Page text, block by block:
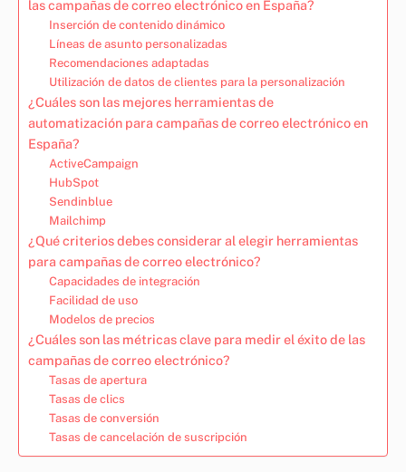
las campañas de correo electrónico en España?
Inserción de contenido dinámico
Líneas de asunto personalizadas
Recomendaciones adaptadas
Utilización de datos de clientes para la personalización
¿Cuáles son las mejores herramientas de
automatización para campañas de correo electrónico en
España?
ActiveCampaign
HubSpot
Sendinblue
Mailchimp
¿Qué criterios debes considerar al elegir herramientas
para campañas de correo electrónico?
Capacidades de integración
Facilidad de uso
Modelos de precios
¿Cuáles son las métricas clave para medir el éxito de las
campañas de correo electrónico?
Tasas de apertura
Tasas de clics
Tasas de conversión
Tasas de cancelación de suscripción